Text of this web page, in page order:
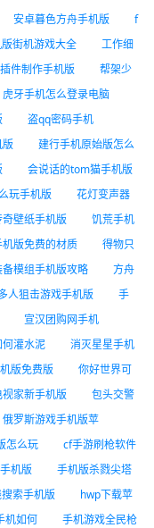
安卓暮色方舟手机版
f
街机游戏大全
工作细
件制作手机版
帮架少
虎牙手机怎么登录电脑
盗qq密码手机
建行手机原始版怎么
会说话的tom猫手机版
玩手机版
花灯变声器
壁纸手机版
饥荒手机
版免费的材质
得物只
模组手机版攻略
方舟
人狙击游戏手机版
手
宣汉团购网手机
灌水泥
消灭星星手机
版免费版
你好世界可
视家新手机版
包头交警
俄罗斯游戏手机版苹
怎么玩
cf手游刷枪软件
机版
手机版杀戮尖塔
索手机版
hwp下载苹
机如何
手机游戏全民枪